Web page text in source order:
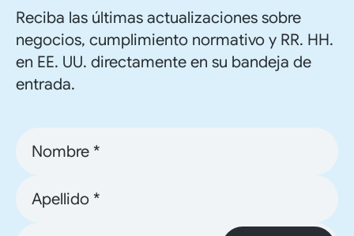
Reciba las últimas actualizaciones sobre
negocios, cumplimiento normativo y RR. HH.
en EE. UU. directamente en su bandeja de
entrada.